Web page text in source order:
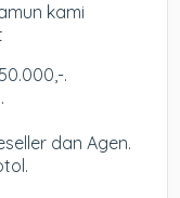
kami
.
dan Agen.